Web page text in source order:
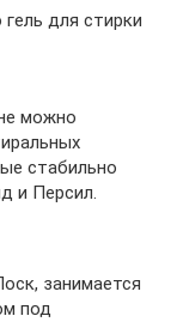
для стирки
можно
стабильно
и Персил.
занимается
под